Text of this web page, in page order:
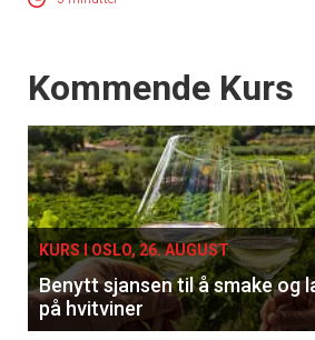
Events
Kommende Kurs
KURS I OSLO, 26. AUGUST
Benytt sjansen til å smake og
på hvitviner